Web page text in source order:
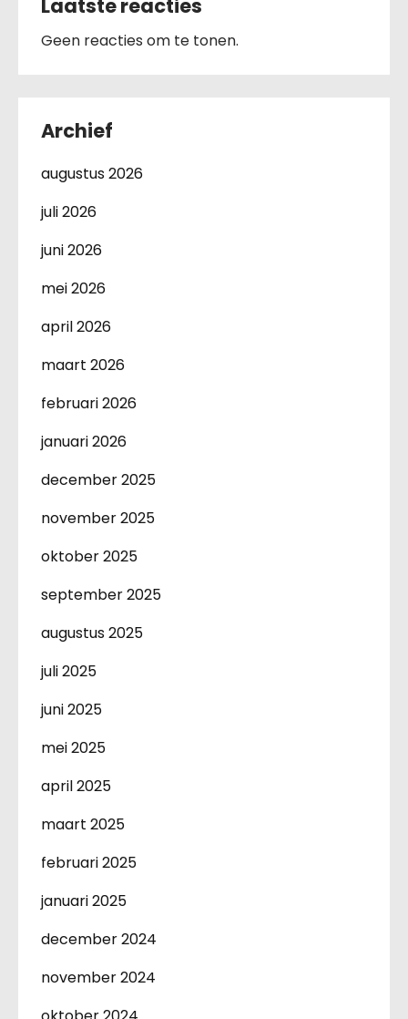
Laatste reacties
Geen reacties om te tonen.
Archief
augustus 2026
juli 2026
juni 2026
mei 2026
april 2026
maart 2026
februari 2026
januari 2026
december 2025
november 2025
oktober 2025
september 2025
augustus 2025
juli 2025
juni 2025
mei 2025
april 2025
maart 2025
februari 2025
januari 2025
december 2024
november 2024